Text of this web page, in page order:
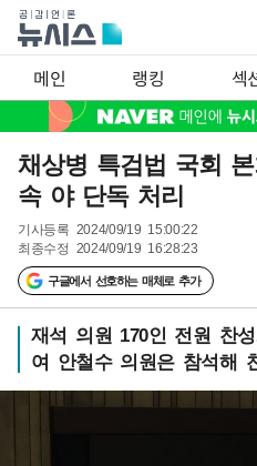
메인 랭킹 섹
채상병 특검법 국회
속 야 단독 처리
기사등록 2024/09/19 15:00:22
최종수정 2024/09/19 16:28:23
구글에서 선호하는 매체로 추가
재석 의원 170인 전원 찬
여 안철수 의원은 참석해